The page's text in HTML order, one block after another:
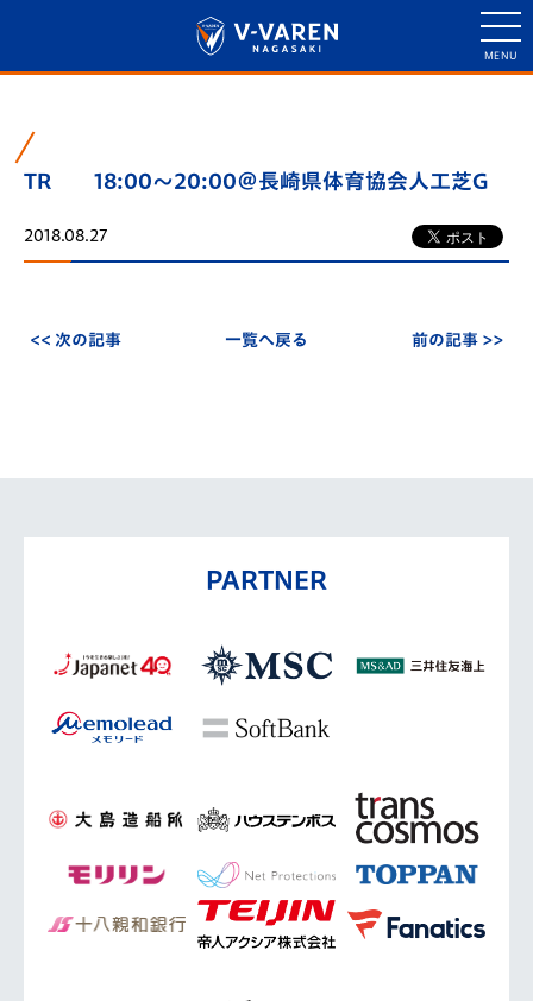
TR 18:00～20:00＠長崎県体育協会人工芝G
2018.08.27
<< 次の記事 一覧へ戻る 前の記事 >>
PARTNER